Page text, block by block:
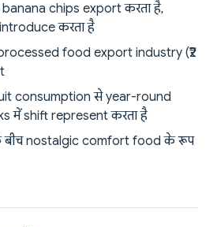
banana chips export करता है,
करता है
food export industry (₹2
consumption से year-round
में shift represent करता है
बीच nostalgic comfort food के रूप